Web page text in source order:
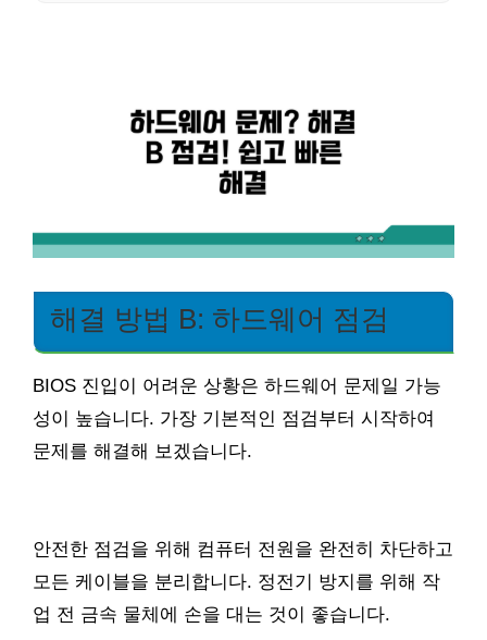
해결 방법 B: 하드웨어 점검
BIOS 진입이 어려운 상황은 하드웨어 문제일 가능
성이 높습니다. 가장 기본적인 점검부터 시작하여
문제를 해결해 보겠습니다.
안전한 점검을 위해 컴퓨터 전원을 완전히 차단하고
모든 케이블을 분리합니다. 정전기 방지를 위해 작
업 전 금속 물체에 손을 대는 것이 좋습니다.